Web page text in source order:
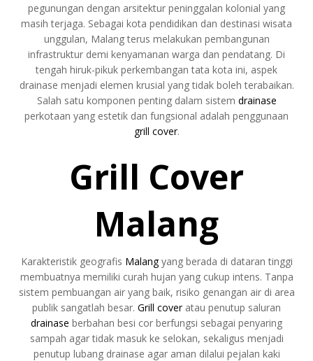
pegunungan dengan arsitektur peninggalan kolonial yang
masih terjaga. Sebagai kota pendidikan dan destinasi wisata
unggulan, Malang terus melakukan pembangunan
infrastruktur demi kenyamanan warga dan pendatang. Di
tengah hiruk-pikuk perkembangan tata kota ini, aspek
drainase menjadi elemen krusial yang tidak boleh terabaikan.
Salah satu komponen penting dalam sistem drainase
perkotaan yang estetik dan fungsional adalah penggunaan
grill cover.
Grill Cover
Malang
Karakteristik geografis Malangyang berada di dataran tinggi
membuatnya memiliki curah hujan yang cukup intens. Tanpa
sistem pembuangan air yang baik, risiko genangan air di area
publik sangatlah besar. Grill coveratau penutup saluran
drainase berbahan besi cor berfungsi sebagai penyaring
sampah agar tidak masuk ke selokan, sekaligus menjadi
penutup lubang drainase agar aman dilalui pejalan kaki